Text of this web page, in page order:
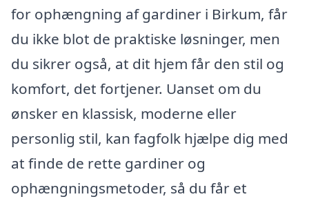
for ophængning af gardiner i Birkum, får
du ikke blot de praktiske løsninger, men
du sikrer også, at dit hjem får den stil og
komfort, det fortjener. Uanset om du
ønsker en klassisk, moderne eller
personlig stil, kan fagfolk hjælpe dig med
at finde de rette gardiner og
ophængningsmetoder, så du får et